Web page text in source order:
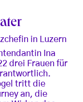
in Luzern
Ina
drei Frauen für
tritt die
an, die